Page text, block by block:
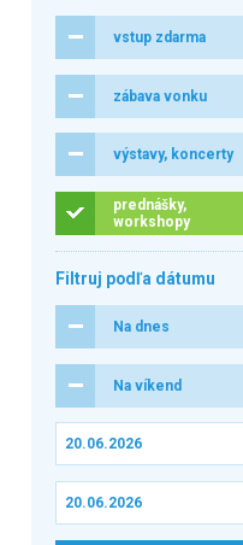
vstup zdarma
zábava vonku
výstavy, koncerty
prednášky,
workshopy
Filtruj podľa dátumu
Na dnes
Na víkend